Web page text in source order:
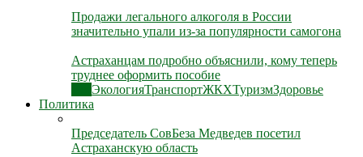
Продажи легального алкоголя в России
значительно упали из-за популярности самогона
Астраханцам подробно объяснили, кому теперь
труднее оформить пособие
ЭкологияТранспортЖКХТуризмЗдоровье
Политика
Председатель СовБеза Медведев посетил
Астраханскую область